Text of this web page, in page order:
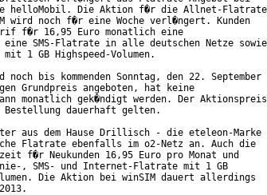
helloMobil. Die Aktion f�r die Allnet-Flatrate
wird noch f�r eine Woche verl�ngert. Kunden
f�r 16,95 Euro monatlich eine
SMS-Flatrate in alle deutschen Netze sowie
1 GB Highspeed-Volumen.
bis kommenden Sonntag, den 22. September
Grundpreis angeboten, hat keine
monatlich gek�ndigt werden. Der Aktionspreis
dauerhaft gelten.
aus dem Hause Drillisch - die eteleon-Marke
Flatrate ebenfalls im o2-Netz an. Auch die
f�r Neukunden 16,95 Euro pro Monat und
, SMS- und Internet-Flatrate mit 1 GB
Die Aktion bei winSIM dauert allerdings